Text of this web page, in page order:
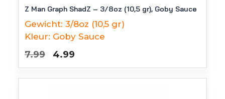
38
Z Man Graph ShadZ – 3/8oz (10,5 gr), Goby Sauce
Gewicht: 3/8oz (10,5 gr)
Kleur: Goby Sauce
7.99
Oorspronkelijke
prijs
was:
4.99
prijs
is: